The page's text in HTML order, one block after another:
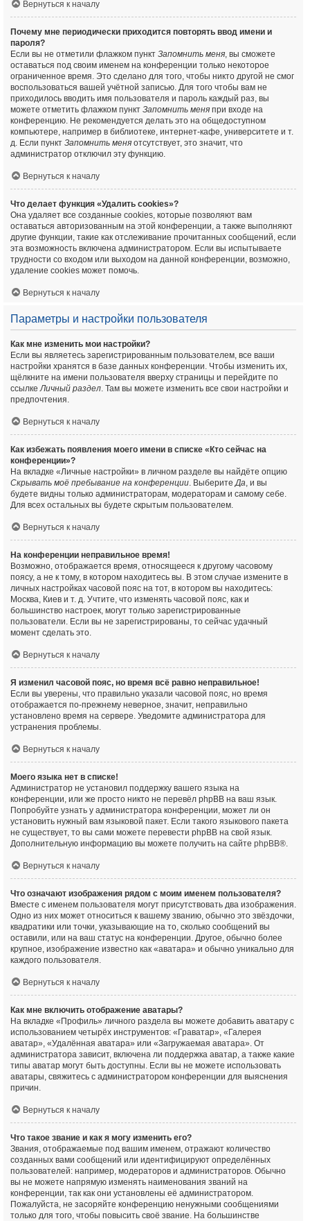
Вернуться к началу
Почему мне периодически приходится повторять ввод имени и
пароля?
Если вы не отметили флажком пункт Запомнить меня, вы сможете
оставаться под своим именем на конференции только некоторое
ограниченное время. Это сделано для того, чтобы никто другой не смог
воспользоваться вашей учётной записью. Для того чтобы вам не
приходилось вводить имя пользователя и пароль каждый раз, вы
можете отметить флажком пункт Запомнить меня при входе на
конференцию. Не рекомендуется делать это на общедоступном
компьютере, например в библиотеке, интернет-кафе, университете и т.
д. Если пункт Запомнить меня отсутствует, это значит, что
администратор отключил эту функцию.
Вернуться к началу
Что делает функция «Удалить cookies»?
Она удаляет все созданные cookies, которые позволяют вам
оставаться авторизованным на этой конференции, а также выполняют
другие функции, такие как отслеживание прочитанных сообщений, если
эта возможность включена администратором. Если вы испытываете
трудности со входом или выходом на данной конференции, возможно,
удаление cookies может помочь.
Вернуться к началу
Параметры и настройки пользователя
Как мне изменить мои настройки?
Если вы являетесь зарегистрированным пользователем, все ваши
настройки хранятся в базе данных конференции. Чтобы изменить их,
щёлкните на имени пользователя вверху страницы и перейдите по
ссылкеЛичный раздел. Там вы можете изменить все свои настройки и
предпочтения.
Вернуться к началу
Как избежать появления моего имени в списке «Кто сейчас на
конференции»?
На вкладке «Личные настройки» в личном разделе вы найдёте опцию
Скрывать моё пребывание на конференции. ВыберитеДа, и вы
будете видны только администраторам, модераторам и самому себе.
Для всех остальных вы будете скрытым пользователем.
Вернуться к началу
На конференции неправильное время!
Возможно, отображается время, относящееся к другому часовому
поясу, а не к тому, в котором находитесь вы. В этом случае измените в
личных настройках часовой пояс на тот, в котором вы находитесь:
Москва, Киев и т. д. Учтите, что изменять часовой пояс, как и
большинство настроек, могут только зарегистрированные
пользователи. Если вы не зарегистрированы, то сейчас удачный
момент сделать это.
Вернуться к началу
Я изменил часовой пояс, но время всё равно неправильное!
Если вы уверены, что правильно указали часовой пояс, но время
отображается по-прежнему неверное, значит, неправильно
установлено время на сервере. Уведомите администратора для
устранения проблемы.
Вернуться к началу
Моего языка нет в списке!
Администратор не установил поддержку вашего языка на
конференции, или же просто никто не перевёл phpBB на ваш язык.
Попробуйте узнать у администратора конференции, может ли он
установить нужный вам языковой пакет. Если такого языкового пакета
не существует, то вы сами можете перевести phpBB на свой язык.
Дополнительную информацию вы можете получить на сайте phpBB®.
Вернуться к началу
Что означают изображения рядом с моим именем пользователя?
Вместе с именем пользователя могут присутствовать два изображения.
Одно из них может относиться к вашему званию, обычно это звёздочки,
квадратики или точки, указывающие на то, сколько сообщений вы
оставили, или на ваш статус на конференции. Другое, обычно более
крупное, изображение известно как «аватара» и обычно уникально для
каждого пользователя.
Вернуться к началу
Как мне включить отображение аватары?
На вкладке «Профиль» личного раздела вы можете добавить аватару с
использованием четырёх инструментов: «Граватар», «Галерея
аватар», «Удалённая аватара» или «Загружаемая аватара». От
администратора зависит, включена ли поддержка аватар, а также какие
типы аватар могут быть доступны. Если вы не можете использовать
аватары, свяжитесь с администратором конференции для выяснения
причин.
Вернуться к началу
Что такое звание и как я могу изменить его?
Звания, отображаемые под вашим именем, отражают количество
созданных вами сообщений или идентифицируют определённых
пользователей: например, модераторов и администраторов. Обычно
вы не можете напрямую изменять наименования званий на
конференции, так как они установлены её администратором.
Пожалуйста, не засоряйте конференцию ненужными сообщениями
только для того, чтобы повысить своё звание. На большинстве